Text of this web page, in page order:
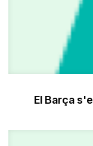
El Barça